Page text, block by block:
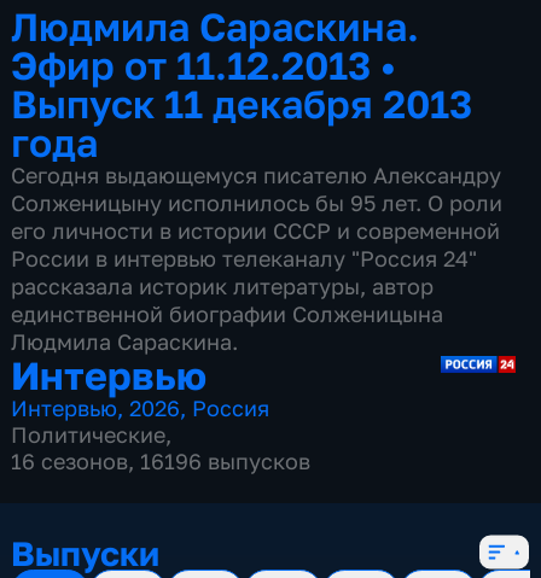
Людмила Сараскина.
Эфир от 11.12.2013 •
Выпуск 11 декабря 2013
года
Сегодня выдающемуся писателю Александру
Солженицыну исполнилось бы 95 лет. О роли
его личности в истории СССР и современной
России в интервью телеканалу "Россия 24"
рассказала историк литературы, автор
единственной биографии Солженицына
Людмила Сараскина.
Интервью
Интервью,2026, Россия
Политические,
16 сезонов, 16196 выпусков
Выпуски